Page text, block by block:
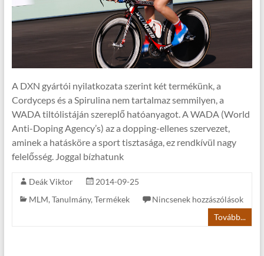
A DXN gyártói nyilatkozata szerint két termékünk, a
Cordyceps és a Spirulina nem tartalmaz semmilyen, a
WADA tiltólistáján szereplő hatóanyagot. A WADA (World
Anti-Doping Agency’s) az a dopping-ellenes szervezet,
aminek a hatásköre a sport tisztasága, ez rendkívül nagy
felelősség. Joggal bízhatunk
Deák Viktor
2014-09-25
MLM, Tanulmány, Termékek
Nincsenek hozzászólások
Tovább...